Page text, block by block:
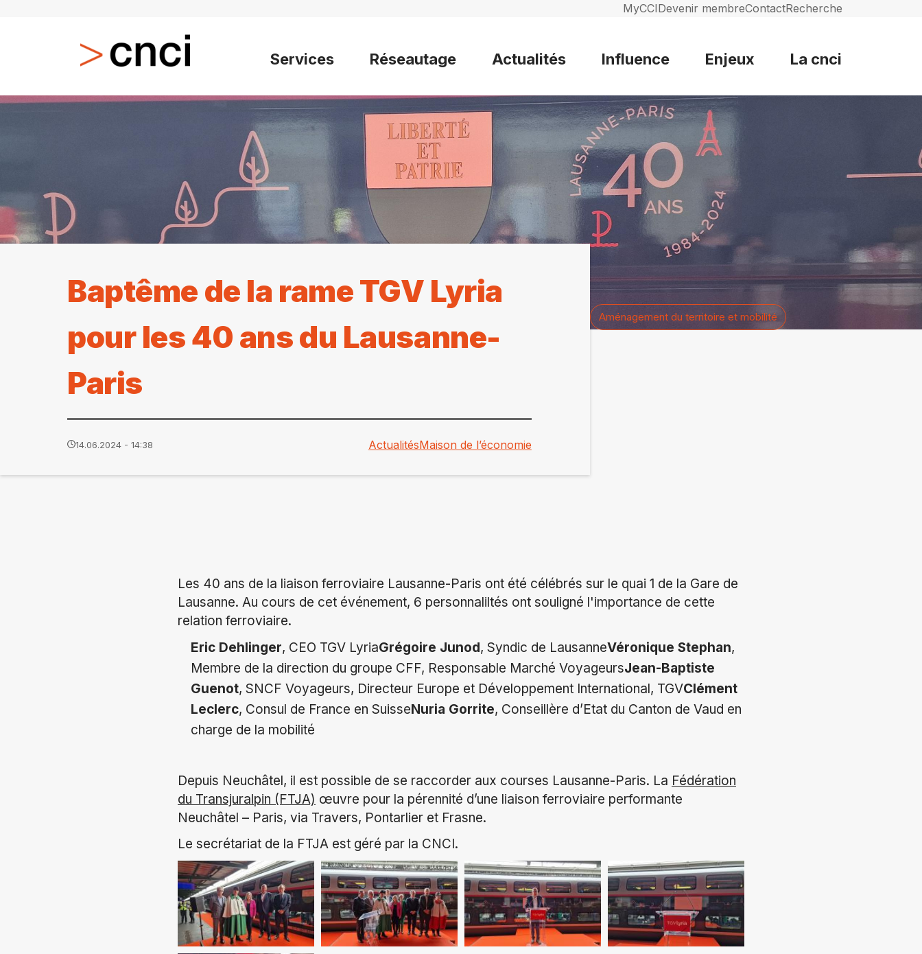
MyCCIDevenir membreContactRecherche
Services Réseautage Actualités Influence Enjeux La cnci
Baptême de la rame TGV Lyria
pour les 40 ans du Lausanne-
Paris
14.06.2024 - 14:38 ActualitésMaison de l’économie
Aménagement du territoire et mobilité
Les 40 ans de la liaison ferroviaire Lausanne-Paris ont été célébrés sur le quai 1 de la Gare de
Lausanne. Au cours de cet événement, 6 personnaliltés ont souligné l'importance de cette
relation ferroviaire.
Eric Dehlinger, CEO TGV LyriaGrégoire Junod, Syndic de LausanneVéronique Stephan,
Membre de la direction du groupe CFF, Responsable Marché VoyageursJean-Baptiste
Guenot, SNCF Voyageurs, Directeur Europe et Développement International, TGVClément
Leclerc, Consul de France en SuisseNuria Gorrite, Conseillère d’Etat du Canton de Vaud en
charge de la mobilité
Depuis Neuchâtel, il est possible de se raccorder aux courses Lausanne-Paris. La Fédération
du Transjuralpin (FTJA) œuvre pour la pérennité d’une liaison ferroviaire performante
Neuchâtel – Paris, via Travers, Pontarlier et Frasne.
Le secrétariat de la FTJA est géré par la CNCI.